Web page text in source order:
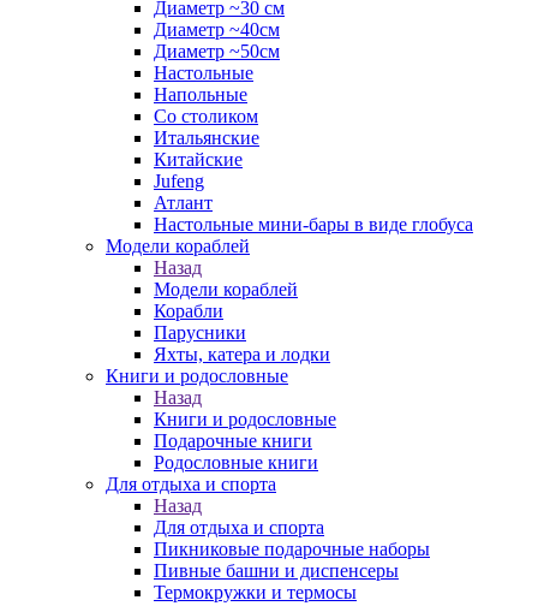
Диаметр ~30 см
Диаметр ~40см
Диаметр ~50см
Настольные
Напольные
Со столиком
Итальянские
Китайские
Jufeng
Атлант
Настольные мини-бары в виде глобуса
Модели кораблей
Назад
Модели кораблей
Корабли
Парусники
Яхты, катера и лодки
Книги и родословные
Назад
Книги и родословные
Подарочные книги
Родословные книги
Для отдыха и спорта
Назад
Для отдыха и спорта
Пикниковые подарочные наборы
Пивные башни и диспенсеры
Термокружки и термосы